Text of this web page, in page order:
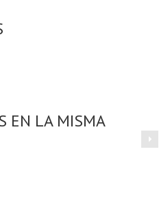
EN LA MISMA